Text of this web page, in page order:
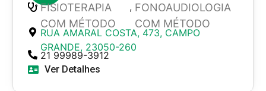
FISIOTERAPIA
COM MÉTODO
, FONOAUDIOLOGIA
COM MÉTODO
RUA AMARAL COSTA, 473, CAMPO
GRANDE, 23050-260
21 99989-3912
Ver Detalhes